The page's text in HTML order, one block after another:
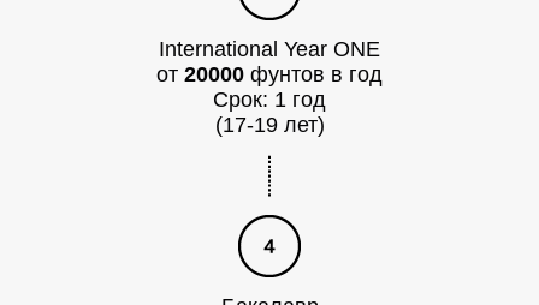
International Year ONE
от 20000 фунтов в год
Срок: 1 год
(17-19 лет)